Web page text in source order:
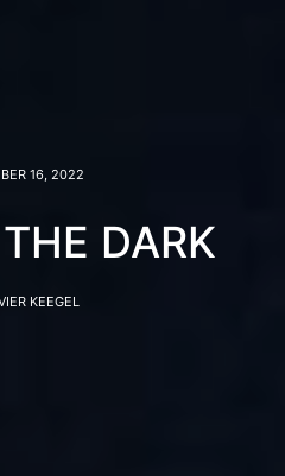
16, 2022
DARK
KEEGEL